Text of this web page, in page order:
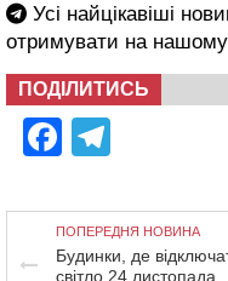
Усі найцікавіші
отримувати на нашому
ПОДІЛИТИСЬ
Facebook
ПОПЕРЕДНЯ НОВИНА
Будинки, де
світло 24 листопада